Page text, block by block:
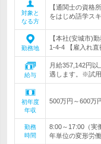
対象と
なる方
【通関士の資格
をはじめ語学ス
勤務地
【本社(安城市)
1-4-4 【雇入れ直
給与
月給357,142円
遇します。※試用
初年度
年収
500万円～600万
勤務
時間
8:00～17:00（
年単位の変形労